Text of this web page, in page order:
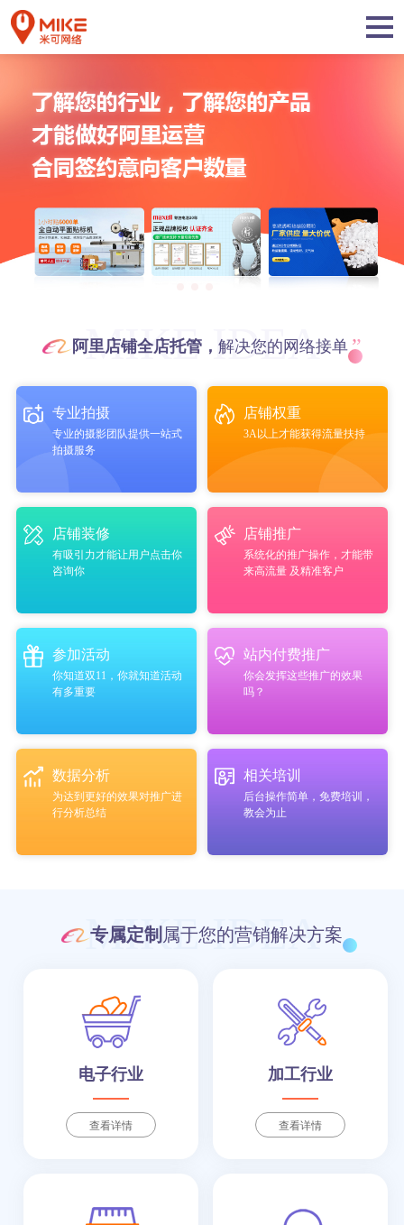
MIKE IDEA
阿里店铺全店托管， 解决您的网络接单 ”
专业拍摄
专业的摄影团队提供一站式
拍摄服务
店铺权重
3A以上才能获得流量扶持
店铺装修
有吸引力才能让用户点击你
咨询你
店铺推广
系统化的推广操作，才能带
来高流量 及精准客户
参加活动
你知道双11，你就知道活动
有多重要
站内付费推广
你会发挥这些推广的效果
吗？
数据分析
为达到更好的效果对推广进
行分析总结
相关培训
后台操作简单，免费培训，
教会为止
MIKE IDEA
专属定制 属于您的营销解决方案
电子行业
查看详情
加工行业
查看详情